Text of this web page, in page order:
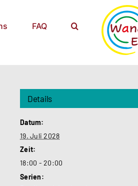
FAQ
Details
Datum:
19. Juli 2028
Zeit:
18:00 - 20:00
Serien: